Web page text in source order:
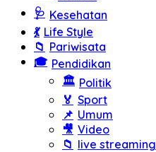
🩺 Kesehatan
💃 Life Style
📁 Pariwisata
🎓 Pendidikan
🏛️ Politik
🏅 Sport
📌 Umum
🎥 Video
📁 live streaming